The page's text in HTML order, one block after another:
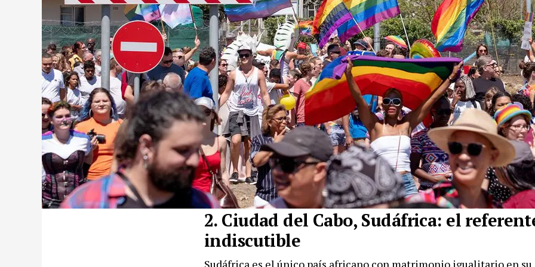
2. Ciudad del Cabo, Sudáfrica: el
indiscutible
Sudáfrica es el único país africano con matrimonio igualitario en su